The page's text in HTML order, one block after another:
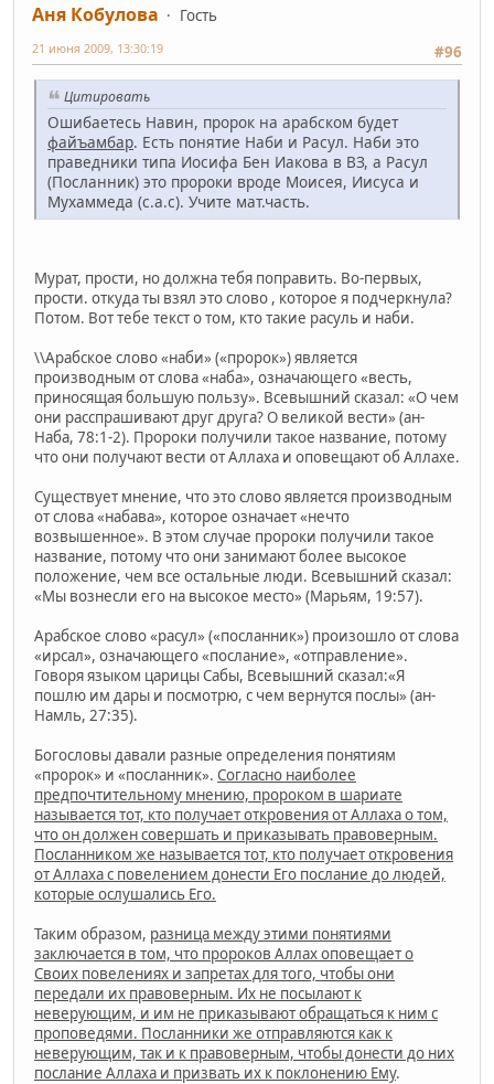
Аня Кобулова
Гость
#96
21 июня 2009, 13:30:19
Цитировать
Ошибаетесь Навин, пророк на арабском будет
файъамбар. Есть понятие Наби и Расул. Наби это
праведники типа Иосифа Бен Иакова в ВЗ, а Расул
(Посланник) это пророки вроде Моисея, Иисуса и
Мухаммеда (с.а.с). Учите мат.часть.
Мурат, прости, но должна тебя поправить. Во-первых,
прости. откуда ты взял это слово , которое я подчеркнула?
Потом. Вот тебе текст о том, кто такие расуль и наби.
\\Арабское слово «наби» («пророк») является
производным от слова «наба», означающего «весть,
приносящая большую пользу». Всевышний сказал: «О чем
они расспрашивают друг друга? О великой вести» (ан-
Наба, 78:1-2). Пророки получили такое название, потому
что они получают вести от Аллаха и оповещают об Аллахе.
Существует мнение, что это слово является производным
от слова «набава», которое означает «нечто
возвышенное». В этом случае пророки получили такое
название, потому что они занимают более высокое
положение, чем все остальные люди. Всевышний сказал:
«Мы вознесли его на высокое место» (Марьям, 19:57).
Арабское слово «расул» («посланник») произошло от слова
«ирсал», означающего «послание», «отправление».
Говоря языком царицы Сабы, Всевышний сказал:«Я
пошлю им дары и посмотрю, с чем вернутся послы» (ан-
Намль, 27:35).
Богословы давали разные определения понятиям
«пророк» и «посланник». Согласно наиболее
предпочтительному мнению, пророком в шариате
называется тот, кто получает откровения от Аллаха о том,
что он должен совершать и приказывать правоверным.
Посланником же называется тот, кто получает откровения
от Аллаха с повелением донести Его послание до людей,
которые ослушались Его.
Таким образом, разница между этими понятиями
заключается в том, что пророков Аллах оповещает о
Своих повелениях и запретах для того, чтобы они
передали их правоверным. Их не посылают к
неверующим, и им не приказывают обращаться к ним с
проповедями. Посланники же отправляются как к
неверующим, так и к правоверным, чтобы донести до них
послание Аллаха и призвать их к поклонению Ему.